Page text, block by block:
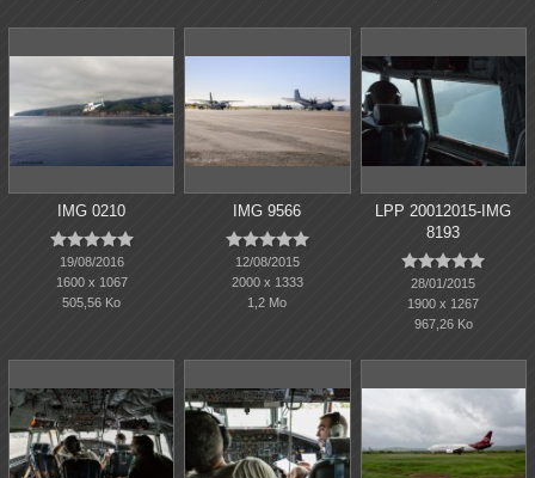
IMG 0210

19/08/2016
1600 x 1067
505,56 Ko
IMG 9566

12/08/2015
2000 x 1333
1,2 Mo
LPP 20012015-IMG
8193

28/01/2015
1900 x 1267
967,26 Ko